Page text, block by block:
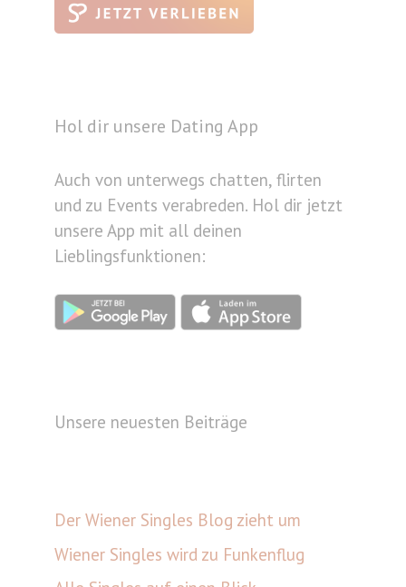
Hol dir unsere Dating App
Auch von unterwegs chatten, flirten
und zu Events verabreden. Hol dir jetzt
unsere App mit all deinen
Lieblingsfunktionen:
Unsere neuesten Beiträge
Der Wiener Singles Blog zieht um
Wiener Singles wird zu Funkenflug